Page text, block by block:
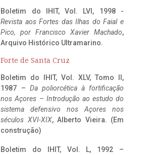
Boletim do IHIT, Vol. LVI, 1998 -
Revista aos Fortes das Ilhas do Faial e
Pico, por Francisco Xavier Machado,
Arquivo Histórico Ultramarino.
Forte de Santa Cruz
Boletim do IHIT, Vol. XLV, Tomo II,
1987 – Da poliorcética à fortificação
nos Açores – Introdução ao estudo do
sistema defensivo nos Açores nos
séculos XVI-XIX, Alberto Vieira. (Em
construção)
Boletim do IHIT, Vol. L, 1992 –